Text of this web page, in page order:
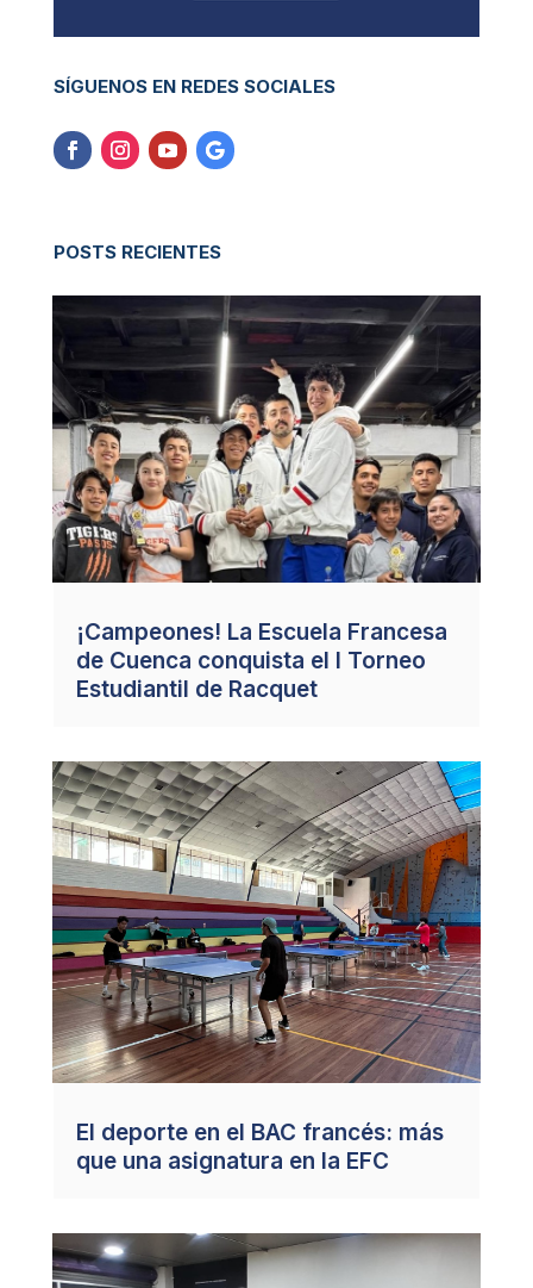
SÍGUENOS EN REDES SOCIALES
POSTS RECIENTES
¡Campeones! La Escuela Francesa
de Cuenca conquista el I Torneo
Estudiantil de Racquet
El deporte en el BAC francés: más
que una asignatura en la EFC